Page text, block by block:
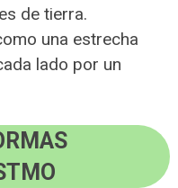
de tierra.
una estrecha
lado por un